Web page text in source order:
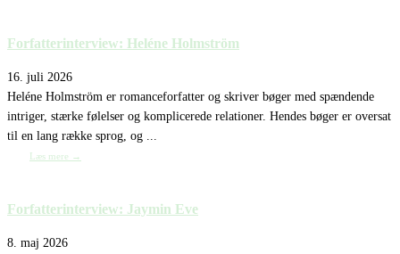
Forfatterinterview: Heléne Holmström
16. juli 2026
Heléne Holmström er romanceforfatter og skriver bøger med spændende
intriger, stærke følelser og komplicerede relationer. Hendes bøger er oversat
til en lang række sprog, og ...
Læs mere →
Forfatterinterview: Jaymin Eve
8. maj 2026